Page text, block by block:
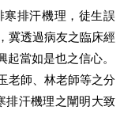
排汗機理，徒生誤
冀透過病友之臨床經
當如是也之信心。
老師、林老師等之分
排汗機理之闡明大致